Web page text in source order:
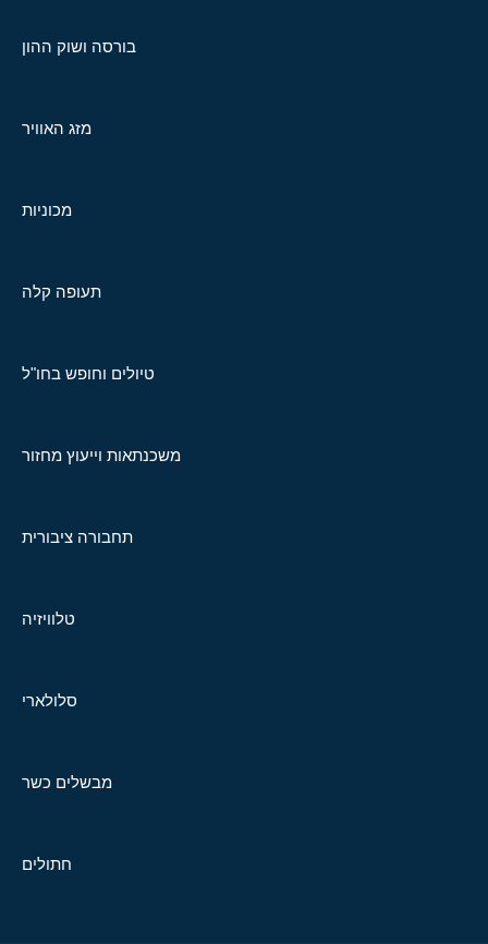
בורסה ושוק ההון
מזג האוויר
מכוניות
תעופה קלה
טיולים וחופש בחו"ל
משכנתאות וייעוץ מחזור
תחבורה ציבורית
טלוויזיה
סלולארי
מבשלים כשר
חתולים